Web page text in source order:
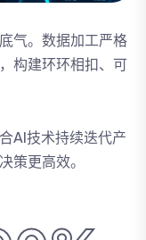
气。数据加工严格
构建环环相扣、可
AI技术持续迭代产
策更高效。